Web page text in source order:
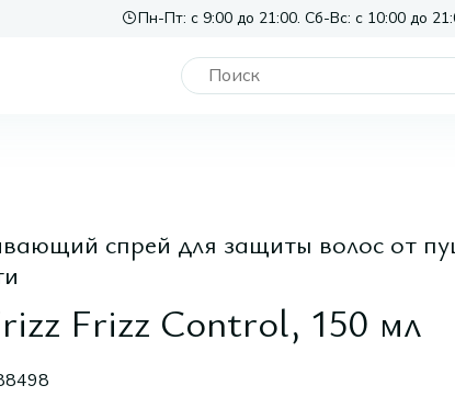
Пн-Пт: с 9:00 до 21:00. Сб-Вс: с 10:00 до
спрей для защиты волос от
Frizz Control, 150 мл